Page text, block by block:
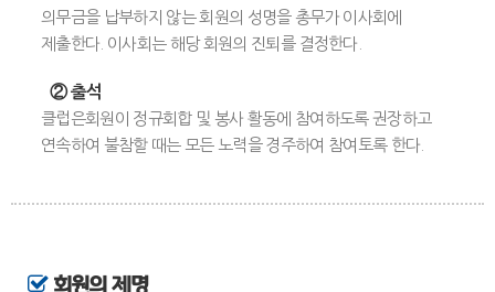
의무금을 납부하지 않는 회원의 성명을 총무가 이사회에
제출한다. 이사회는 해당 회원의 진퇴를 결정한다.
② 출석
클럽은회원이 정규회합 및 봉사 활동에 참여하도록 권장하고
연속하여 불참할 때는 모든 노력을 경주하여 참여토록 한다.
회원의 제명